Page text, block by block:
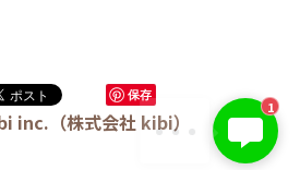
保存
inc.（株式会社 kibi）
1